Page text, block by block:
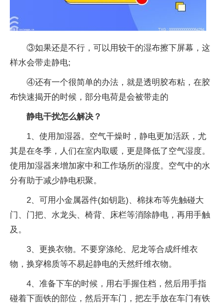
③如果还是不行，可以用较干的湿布擦下屏幕，这
样水会带走静电;
④还有一个很简单的办法，就是透明胶布粘，在胶
布快速揭开的时候，部分电荷是会被带走的
静电干扰怎么解决？
1、使用加湿器。空气干燥时，静电更加活跃，尤
其是在冬季，人们在室内取暖，更是降低了空气湿度。
使用加湿器来增加家中和工作场所的湿度。空气中的水
分有助于减少静电积聚。
2、可用小金属器件(如钥匙)、棉抹布等先触碰大
门、门把、水龙头、椅背、床栏等消除静电，再用手触
及。
3、更换衣物。不要穿涤纶、尼龙等合成纤维衣
物，换穿棉质等不易起静电的天然纤维衣物。
4、准备下车的时候，用右手握住档，然后用手指
碰着下面铁的部位，然后开车门，把左手放在车门有铁